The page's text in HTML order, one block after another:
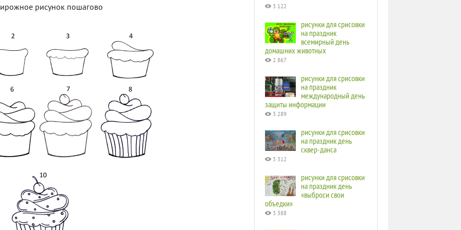
рисунок пошагово 3 122
рисунки для срисовки
на праздник
всемирный день
домашних животных
2 867
рисунки для срисовки
на праздник
международный день
защиты информации
3 289
рисунки для срисовки
на праздник день
сквер-данса
3 312
рисунки для срисовки
на праздник день
«выброси свои
объедки»
3 388